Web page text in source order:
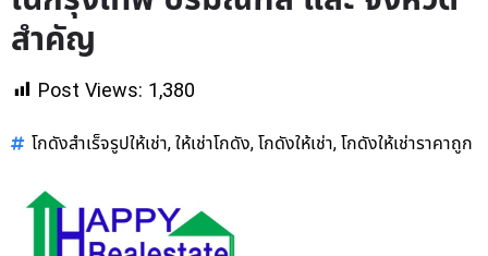
สำคัญ
Post Views: 1,380
โกดังสำเร็จรูปให้เช่า, ให้เช่าโกดัง, โกดังให้เช่า, โกดังให้เช่าราคาถูก